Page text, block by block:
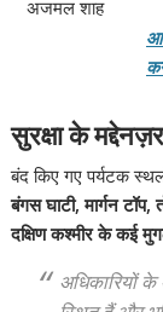
अजमल शाह
सुरक्षा के
बंद किए गए पर्यटक
बंगस घाटी, मार्गन टॉप,
दक्षिण कश्मीर के कई
अधिकारियों